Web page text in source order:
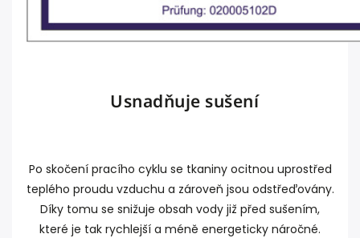
Usnadňuje sušení
Po skočení pracího cyklu se tkaniny ocitnou uprostřed
teplého proudu vzduchu a zároveň jsou odstřeďovány.
Díky tomu se snižuje obsah vody již před sušením,
které je tak rychlejší a méně energeticky náročné.